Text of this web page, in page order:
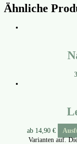
Ähnliche
ab 14,90 €
Varianten auf.